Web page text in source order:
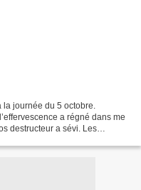
journée du 5 octobre.
a régné dans me
destructeur a sévi. Les